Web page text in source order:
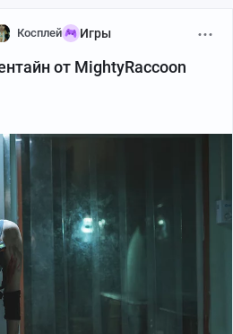
Косплей Игры
от MightyRaccoon